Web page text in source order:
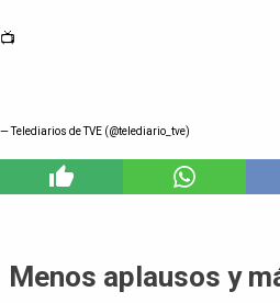
📺
— Telediarios de TVE (@telediario_tve)
Menos aplausos y